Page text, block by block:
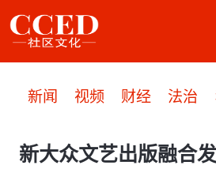
新闻 视频 财经 法治
新大众文艺出版融合